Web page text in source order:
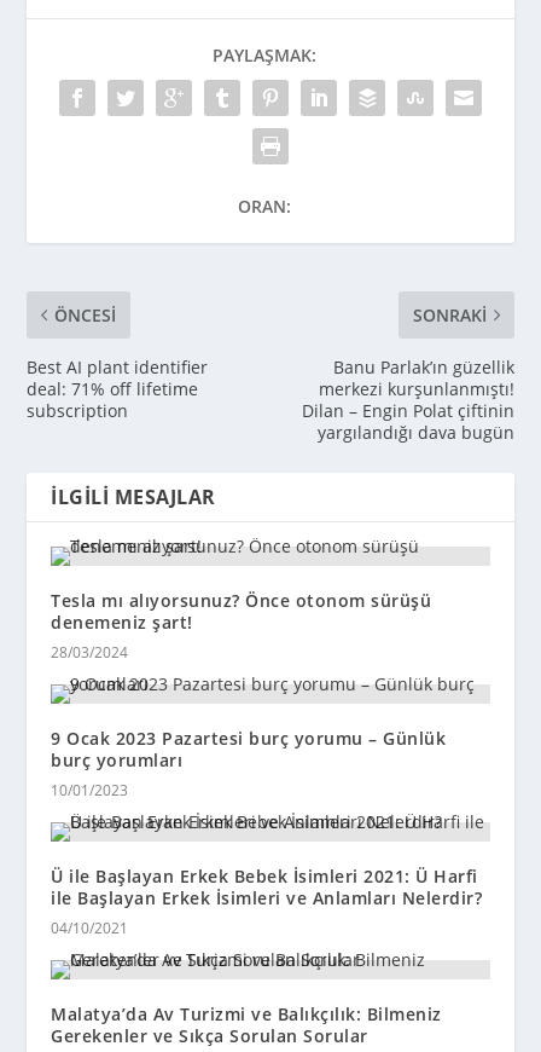
PAYLAŞMAK:
ORAN:
ÖNCESI
Best AI plant identifier
deal: 71% off lifetime
subscription
SONRAKI
Banu Parlak’ın güzellik
merkezi kurşunlanmıştı!
Dilan – Engin Polat çiftinin
yargılandığı dava bugün
İLGILI MESAJLAR
Tesla mı alıyorsunuz? Önce otonom sürüşü
denemeniz şart!
28/03/2024
9 Ocak 2023 Pazartesi burç yorumu – Günlük
burç yorumları
10/01/2023
Ü ile Başlayan Erkek Bebek İsimleri 2021: Ü Harfi
ile Başlayan Erkek İsimleri ve Anlamları Nelerdir?
04/10/2021
Malatya’da Av Turizmi ve Balıkçılık: Bilmeniz
Gerekenler ve Sıkça Sorulan Sorular